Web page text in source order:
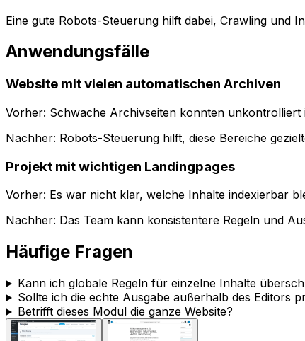
Eine gute Robots-Steuerung hilft dabei, Crawling und
Anwendungsfälle
Website mit vielen automatischen Archiven
Vorher: Schwache Archivseiten konnten unkontrolliert
Nachher: Robots-Steuerung hilft, diese Bereiche
Projekt mit wichtigen Landingpages
Vorher: Es war nicht klar, welche Inhalte indexierbar
Nachher: Das Team kann konsistentere Regeln und
Häufige Fragen
Kann ich globale Regeln für einzelne Inhalte
Sollte ich die echte Ausgabe außerhalb des Editors
Betrifft dieses Modul die ganze Website?